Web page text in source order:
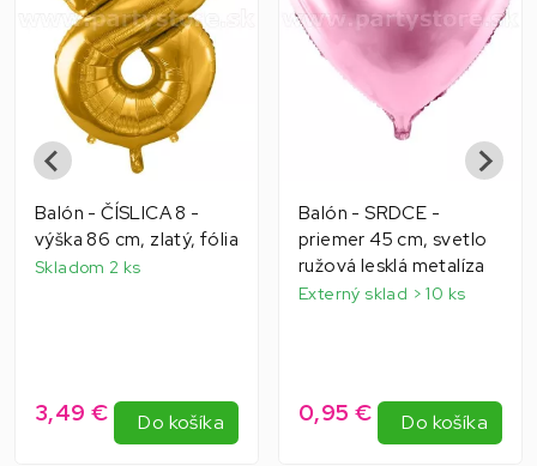
Balón - ČÍSLICA 8 -
výška 86 cm, zlatý, fólia
Skladom 2 ks
3,49 € Do košíka
Balón - SRDCE -
priemer 45 cm, svetlo
ružová lesklá metalíza
Externý sklad > 10 ks
0,95 € Do košíka